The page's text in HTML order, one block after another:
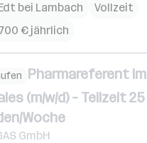
bei Lambach
Vollzeit
€ jährlich
Pharmareferent im
(m/w/d) – Teilzeit 25
Woche
GmbH